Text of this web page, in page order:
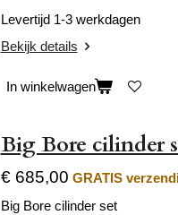
Levertijd 1-3 werkdagen
Bekijk details
In winkelwagen
Big Bore cilinder
€ 685,00 GRATIS
Big Bore cilinder set